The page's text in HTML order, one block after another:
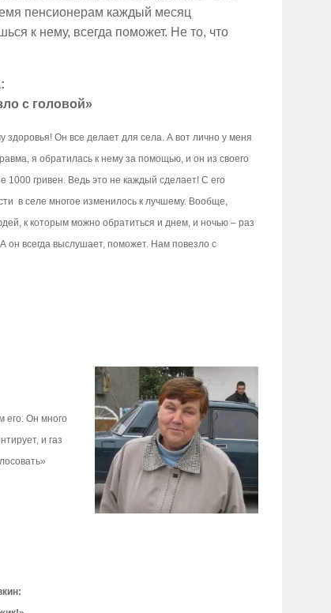
пенсионерам каждый месяц
к нему, всегда поможет. Не то, что
с головой»
здоровья! Он все делает для села. А вот лично у меня
я обратилась к нему за помощью, и он из своего
1000 гривен. Ведь это не каждый сделает! С его
в селе многое изменилось к лучшему. Вообще,
к которым можно обратиться и днем, и ночью – раз
он всегда выслушает, поможет. Нам повезло с
его. Он много
и газ